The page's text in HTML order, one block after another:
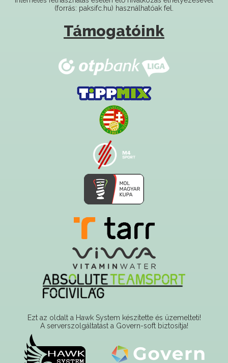
Támogatóink
Ezt az oldalt a Hawk System készítette és üzemelteti!